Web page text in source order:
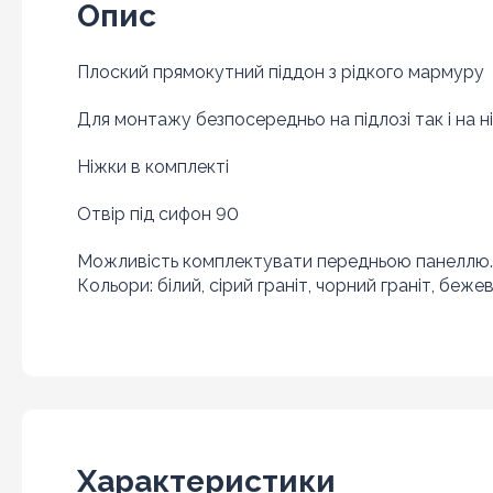
Опис
Плоский прямокутний піддон з рідкого мармуру
Для монтажу безпосередньо на підлозі так і на
Ніжки в комплекті
Отвір під сифон 90
Можливість комплектувати передньою панеллю.
Кольори: білий, сірий граніт, чорний граніт,
Характеристики